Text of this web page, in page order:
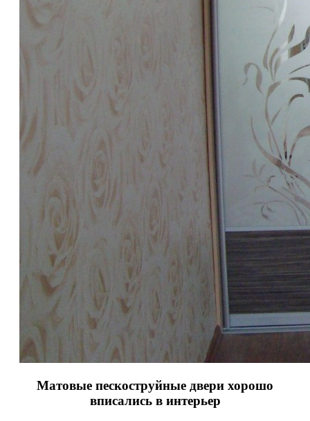
Матовые пескоструйные двери хорошо
вписались в интерьер